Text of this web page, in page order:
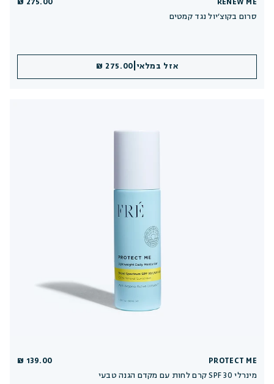
סרום בקוצ׳יול נגד קמטים
אזל במלאי 275.00 ₪
PROTECT ME
קרם לחות עם מקדם הגנה טבעי SPF 30 מינרלי
139.00 ₪